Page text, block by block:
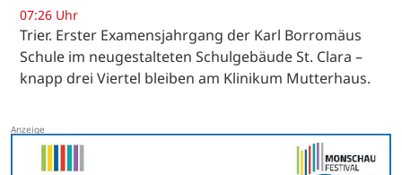
07:26 Uhr
Trier. Erster Examensjahrgang der Karl Borromäus
Schule im neugestalteten Schulgebäude St. Clara –
knapp drei Viertel bleiben am Klinikum Mutterhaus.